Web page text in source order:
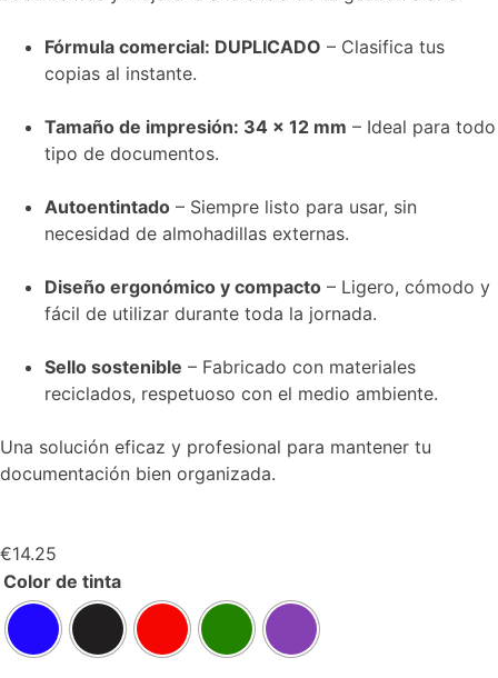
Fórmula comercial: DUPLICADO – Clasifica tus
copias al instante.
Tamaño de impresión: 34 x 12 mm – Ideal para todo
tipo de documentos.
Autoentintado – Siempre listo para usar, sin
necesidad de almohadillas externas.
Diseño ergonómico y compacto – Ligero, cómodo y
fácil de utilizar durante toda la jornada.
Sello sostenible – Fabricado con materiales
reciclados, respetuoso con el medio ambiente.
Una solución eficaz y profesional para mantener tu
documentación bien organizada.
€14.25
Color de tinta